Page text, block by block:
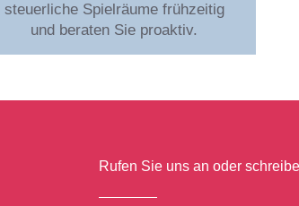
steuerliche Spielräume frühzeitig
und beraten Sie proaktiv.
Rufen Sie uns an oder